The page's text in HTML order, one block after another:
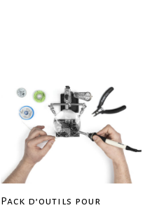
Pack d’outils pour